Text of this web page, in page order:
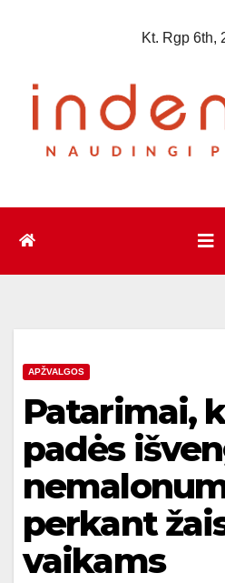
Kt. Rgp 6th,
APŽVALGOS
Patarimai,
padės
perkant
vaikams